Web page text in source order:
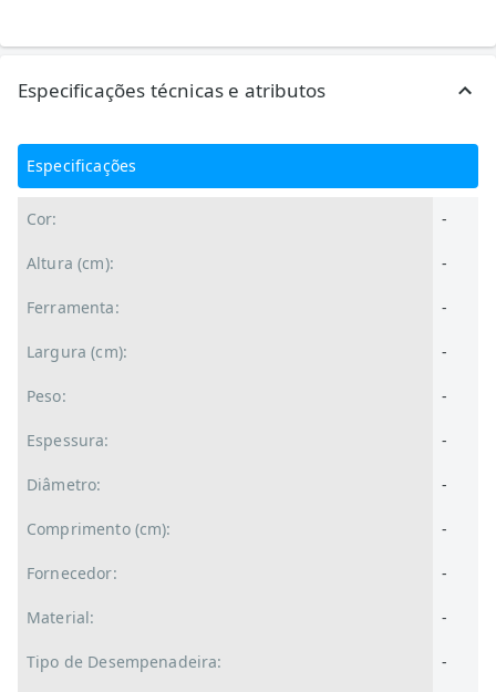
Especificações técnicas e atributos
Especificações
Cor: -
Altura (cm): -
Ferramenta: -
Largura (cm): -
Peso: -
Espessura: -
Diâmetro: -
Comprimento (cm): -
Fornecedor: -
Material: -
Tipo de Desempenadeira: -